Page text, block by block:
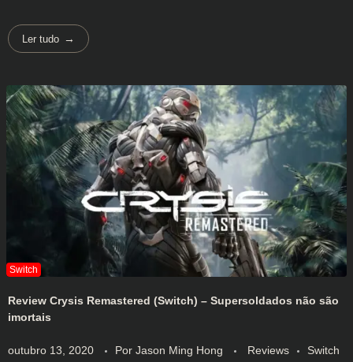
Ler tudo
Review Crysis Remastered (Switch) – Supersoldados não são
imortais
outubro 13, 2020 Por Jason Ming Hong Reviews Switch